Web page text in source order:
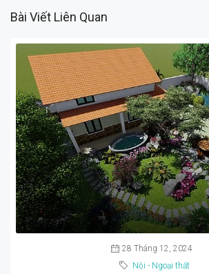
Bài Viết Liên Quan
28 Tháng 12, 2024
Nội - Ngoại thất